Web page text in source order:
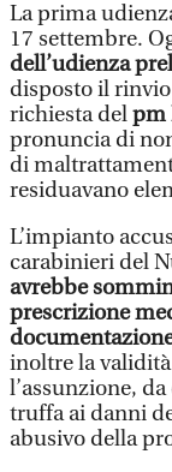
La prima
17 settembre.
dell’udienza
disposto il
richiesta delpm
pronuncia di
di
residuavano
L’impianto
carabinieri del
avrebbe
prescrizione
inoltre la
l’assunzione,
truffa ai danni
abusivo della